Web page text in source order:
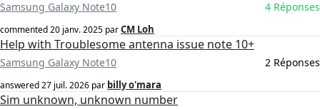
Samsung Galaxy Note10 4 Réponses
commented20 janv. 2025 parCM Loh
Help with Troublesome antenna issue note 10+
Samsung Galaxy Note10 2 Réponses
answered27 juil. 2026 par billy o'mara
Sim unknown, unknown number